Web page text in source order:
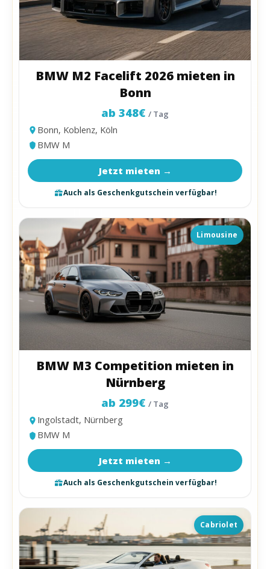
BMW M2 Facelift 2026 mieten in
Bonn
ab 348€ / Tag
Bonn, Koblenz, Köln
BMW M
Jetzt mieten →
Auch als Geschenkgutschein verfügbar!
Limousine
BMW M3 Competition mieten in
Nürnberg
ab 299€ / Tag
Ingolstadt, Nürnberg
BMW M
Jetzt mieten →
Auch als Geschenkgutschein verfügbar!
Cabriolet